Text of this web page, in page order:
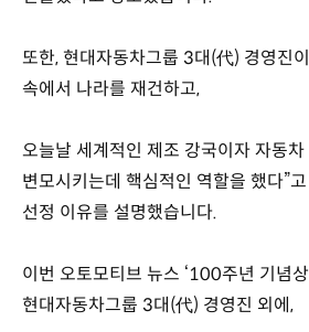
또한, 현대자동차그룹 3대(代) 경영진
속에서 나라를 재건하고,
오늘날 세계적인 제조 강국이자 자동차
변모시키는데 핵심적인 역할을 했다”
선정 이유를 설명했습니다.
이번 오토모티브 뉴스 ‘100주년 기념
현대자동차그룹 3대(代) 경영진 외에,